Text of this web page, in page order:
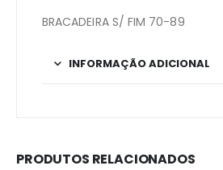
BRACADEIRA S/ FIM 70-89
INFORMAÇÃO ADICIONAL
PRODUTOS RELACIONADOS